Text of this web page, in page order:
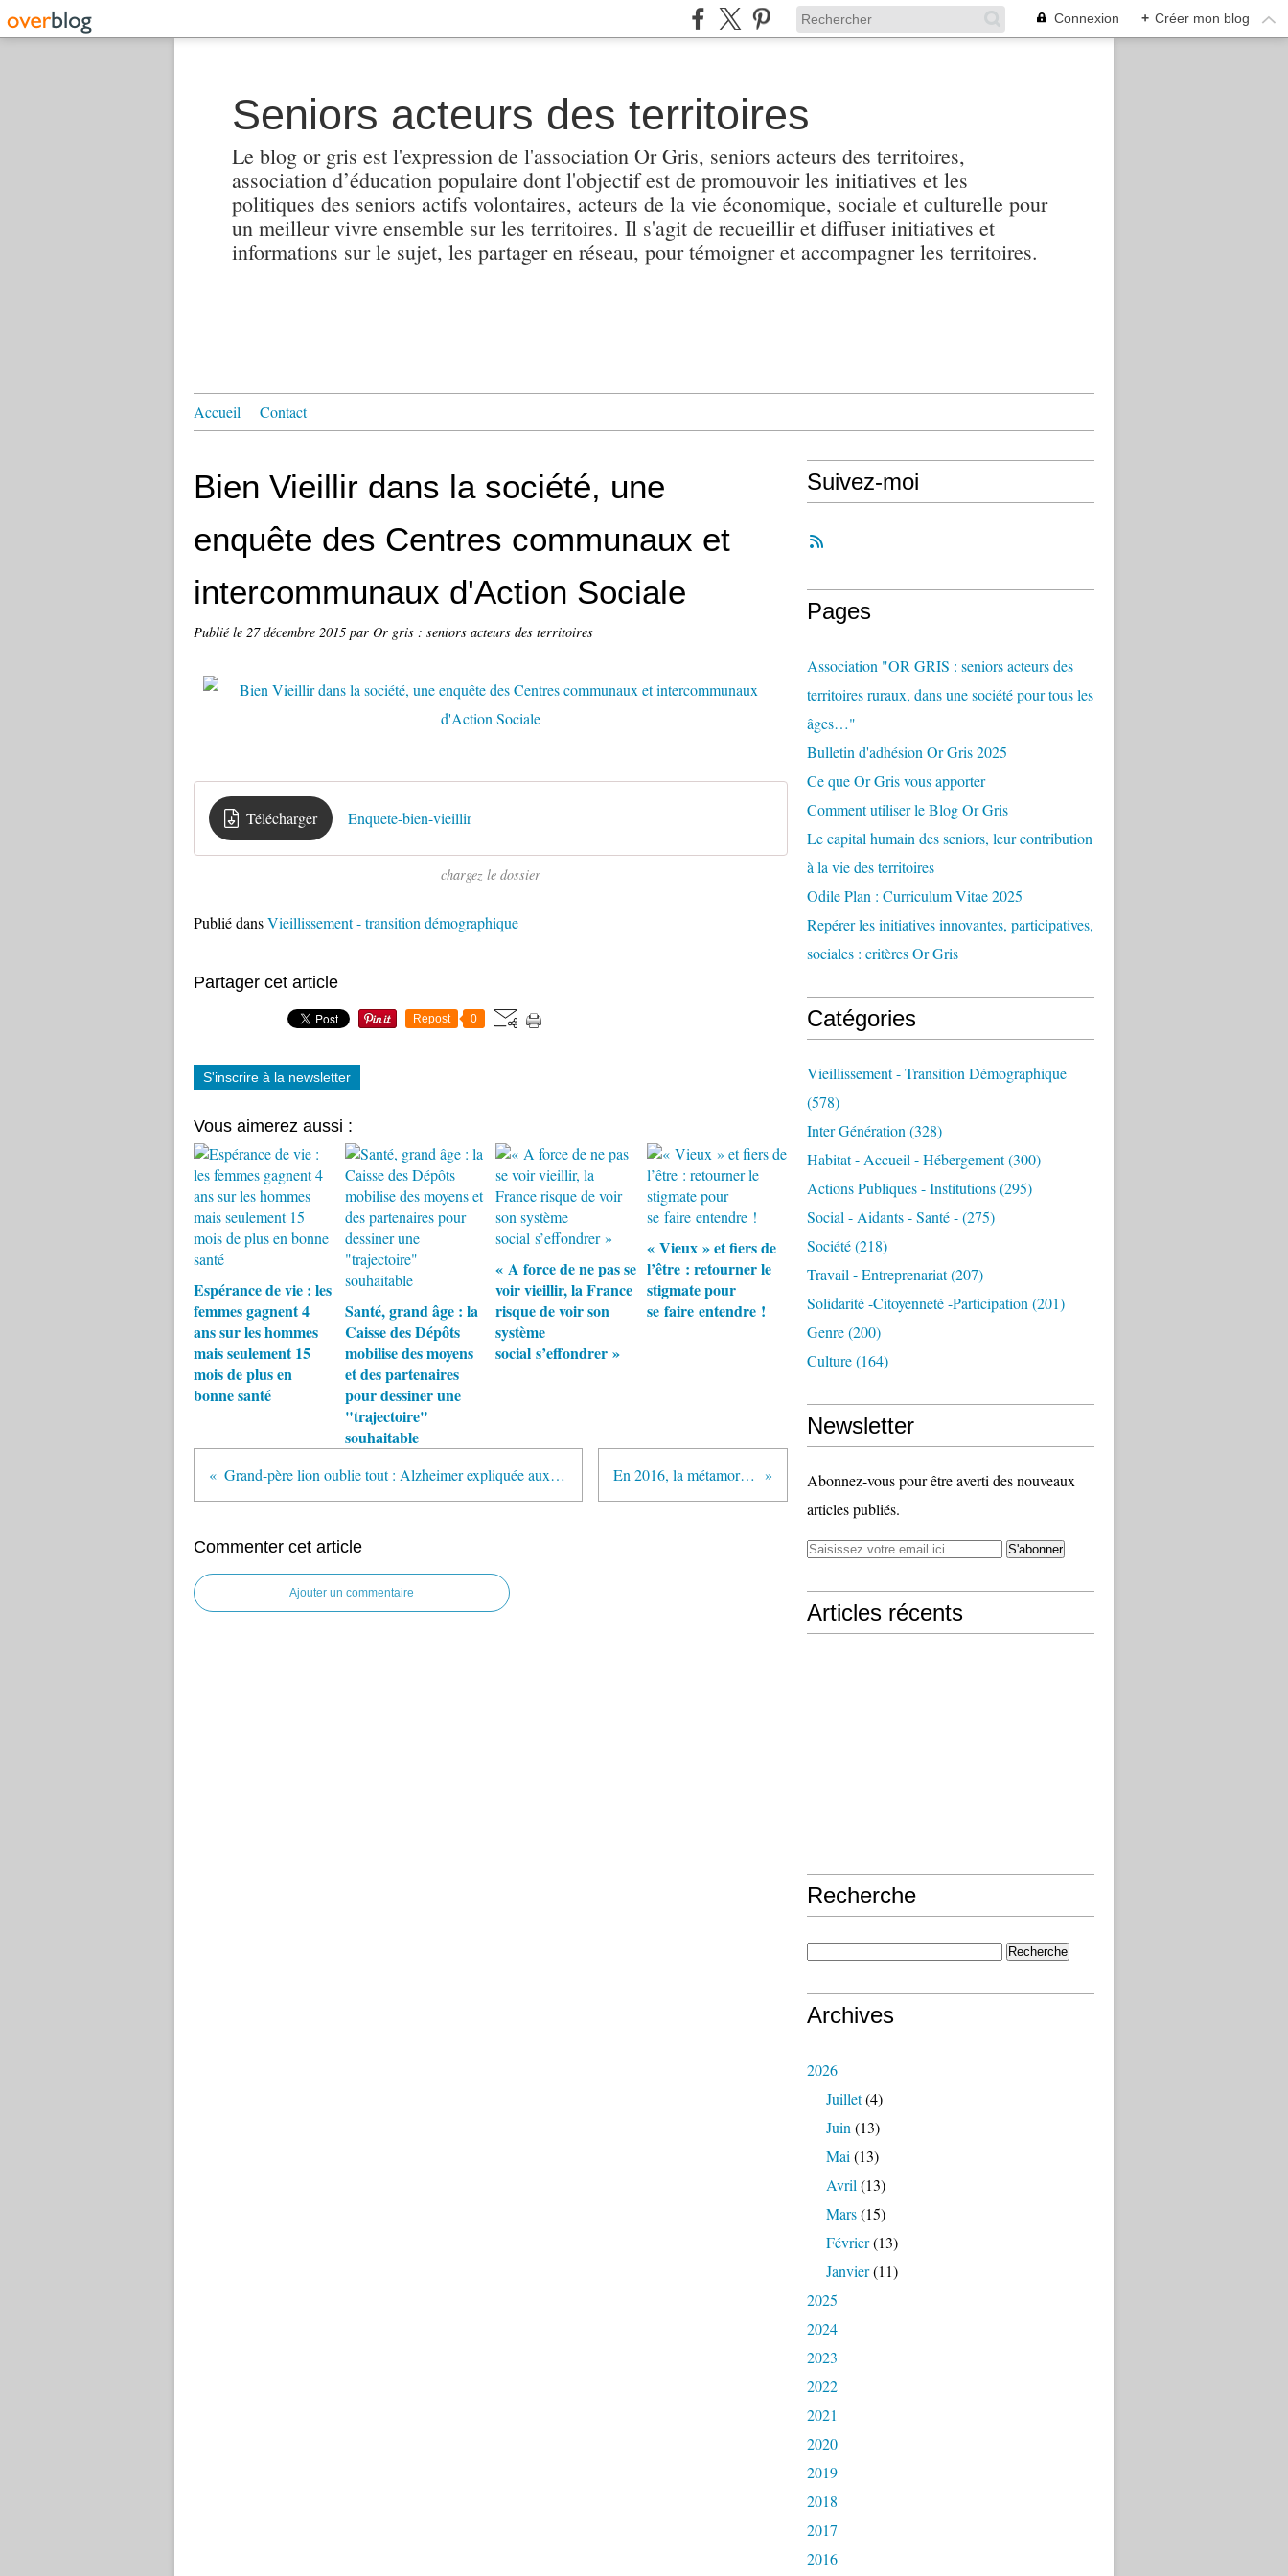
Connexion + Créer mon blog
Seniors acteurs des territoires
Le blog or gris est l'expression de l'association Or Gris, seniors acteurs des territoires,
association d’éducation populaire dont l'objectif est de promouvoir les initiatives et les
politiques des seniors actifs volontaires, acteurs de la vie économique, sociale et culturelle pour
un meilleur vivre ensemble sur les territoires. Il s'agit de recueillir et diffuser initiatives et
informations sur le sujet, les partager en réseau, pour témoigner et accompagner les territoires.
Accueil Contact
Bien Vieillir dans la société, une
enquête des Centres communaux et
intercommunaux d'Action Sociale
Publié le 27 décembre 2015 par Or gris : seniors acteurs des territoires
Télécharger Enquete-bien-vieillir
chargez le dossier
Publié dansVieillissement - transition démographique
Partager cet article
Repost 0
S'inscrire à la newsletter
Vous aimerez aussi :
Espérance de vie : les
femmes gagnent 4
ans sur les hommes
mais seulement 15
mois de plus en
bonne santé
Santé, grand âge : la
Caisse des Dépôts
mobilise des moyens
et des partenaires
pour dessiner une
"trajectoire"
souhaitable
« A force de ne pas se
voir vieillir, la France
risque de voir son
système
social s’effondrer »
« Vieux » et fiers de
l’être : retourner le
stigmate pour
se faire entendre !
Grand-père lion oublie tout : Alzheimer expliquée aux enfants en BD En 2016, la métamorphose…
Commenter cet article
Ajouter un commentaire
Suivez-moi
Pages
Association "OR GRIS : seniors acteurs des
territoires ruraux, dans une société pour tous les
âges…"
Bulletin d'adhésion Or Gris 2025
Ce que Or Gris vous apporter
Comment utiliser le Blog Or Gris
Le capital humain des seniors, leur contribution
à la vie des territoires
Odile Plan : Curriculum Vitae 2025
Repérer les initiatives innovantes, participatives,
sociales : critères Or Gris
Catégories
Vieillissement - Transition Démographique
(578)
Inter Génération (328)
Habitat - Accueil - Hébergement(300)
Actions Publiques - Institutions(295)
Social - Aidants - Santé -(275)
Société(218)
Travail - Entreprenariat(207)
Solidarité -citoyenneté -participation (201)
Genre(200)
Culture(164)
Newsletter
Abonnez-vous pour être averti des nouveaux
articles publiés.
Articles récents
Recherche
Archives
2026
Juillet(4)
Juin (13)
Mai (13)
Avril (13)
Mars(15)
Février(13)
Janvier(11)
2025
2024
2023
2022
2021
2020
2019
2018
2017
2016